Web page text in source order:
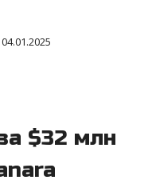
04.01.2025
$32 млн